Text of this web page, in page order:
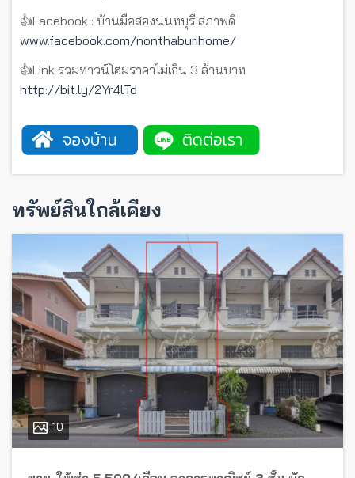
👍Facebook : บ้านมือสองนนทบุรี สภาพดี
www.facebook.com/nonthaburihome/
👍Link รวมทาวน์โฮมราคาไม่เกิน 3 ล้านบาท
http://bit.ly/2Yr4lTd
ทรัพย์สินใกล้เคียง
10